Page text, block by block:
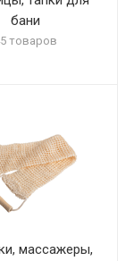
бани
товаров
массажеры,